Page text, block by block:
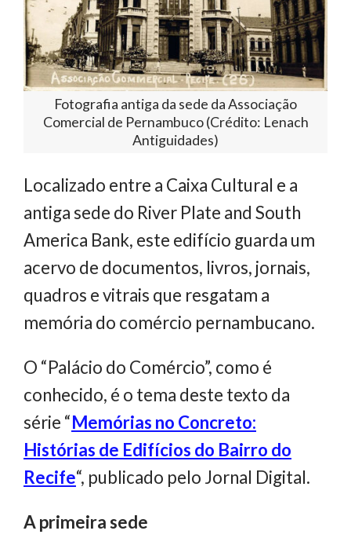
Fotografia antiga da sede da Associação
Comercial de Pernambuco (Crédito: Lenach
Antiguidades)
Localizado entre a Caixa Cultural e a
antiga sede do River Plate and South
America Bank, este edifício guarda um
acervo de documentos, livros, jornais,
quadros e vitrais que resgatam a
memória do comércio pernambucano.
O “Palácio do Comércio”, como é
conhecido, é o tema deste texto da
série “Memórias no Concreto:
Histórias de Edifícios do Bairro do
Recife“, publicado pelo Jornal Digital.
A primeira sede